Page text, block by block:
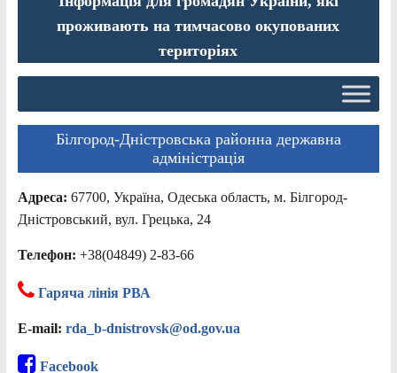
проживають на тимчасово окупованих
територіях
Білгород-Дністровська районна державна
адміністрація
Адреса: 67700, Україна, Одеська область, м. Білгород-
Дністровський, вул. Грецька, 24
Телефон: +38(04849) 2-83-66
Гаряча лінія РВА
E-mail: rda_b-dnistrovsk@od.gov.ua
Facebook